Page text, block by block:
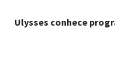
Ulysses conhece